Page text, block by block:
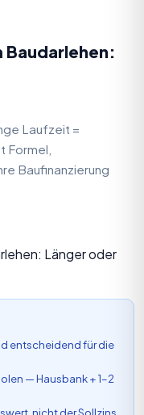
Laufzeit =
Formel,
Baufinanzierung
entscheidend für die
— Hausbank + 1–2
nicht der Sollzins